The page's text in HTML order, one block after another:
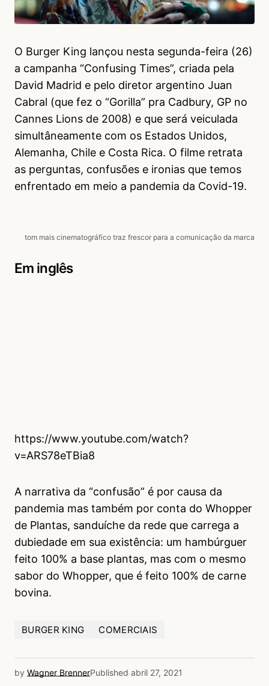
O Burger King lançou nesta segunda-feira (26)
a campanha “Confusing Times”, criada pela
David Madrid e pelo diretor argentino Juan
Cabral (que fez o “Gorilla” pra Cadbury, GP no
Cannes Lions de 2008) e que será veiculada
simultâneamente com os Estados Unidos,
Alemanha, Chile e Costa Rica. O filme retrata
as perguntas, confusões e ironias que temos
enfrentado em meio a pandemia da Covid-19.
tom mais cinematográfico traz frescor para a comunicação da marca
Em inglês
https://www.youtube.com/watch?
v=ARS78eTBia8
A narrativa da “confusão” é por causa da
pandemia mas também por conta do Whopper
de Plantas, sanduíche da rede que carrega a
dubiedade em sua existência: um hambúrguer
feito 100% a base plantas, mas com o mesmo
sabor do Whopper, que é feito 100% de carne
bovina.
BURGER KING COMERCIAIS
by Wagner BrennerPublished abril 27, 2021